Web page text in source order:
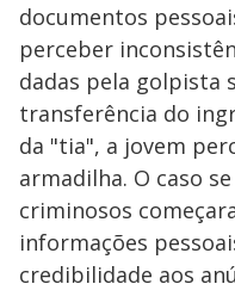
documentos
perceber
dadas pela golpista
transferência do
da "tia", a jovem
armadilha. O caso
criminosos
informações
credibilidade aos